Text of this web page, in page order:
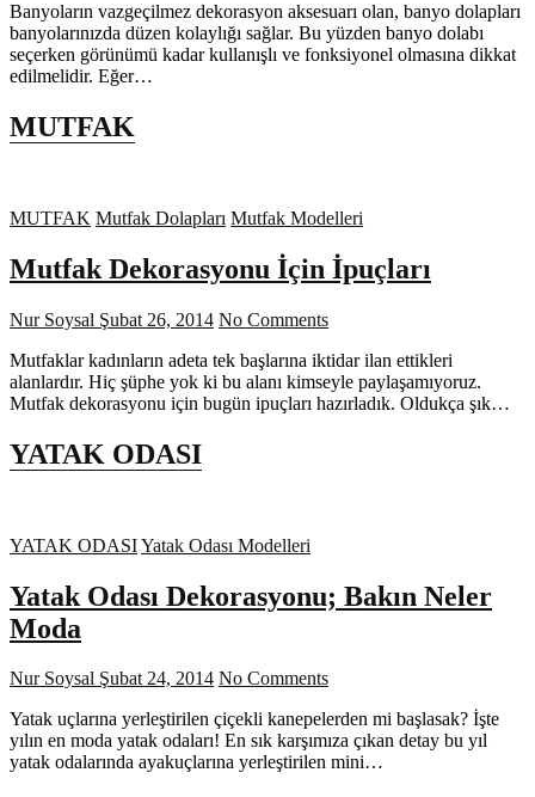
Banyoların vazgeçilmez dekorasyon aksesuarı olan, banyo dolapları
banyolarınızda düzen kolaylığı sağlar. Bu yüzden banyo dolabı
seçerken görünümü kadar kullanışlı ve fonksiyonel olmasına dikkat
edilmelidir. Eğer…
MUTFAK
MUTFAK Mutfak Dolapları Mutfak Modelleri
Mutfak Dekorasyonu İçin İpuçları
Nur Soysal Şubat 26, 2014 No Comments
Mutfaklar kadınların adeta tek başlarına iktidar ilan ettikleri
alanlardır. Hiç şüphe yok ki bu alanı kimseyle paylaşamıyoruz.
Mutfak dekorasyonu için bugün ipuçları hazırladık. Oldukça şık…
YATAK ODASI
YATAK ODASIYatak Odası Modelleri
Yatak Odası Dekorasyonu; Bakın Neler
Moda
Nur Soysal Şubat 24, 2014 No Comments
Yatak uçlarına yerleştirilen çiçekli kanepelerden mi başlasak? İşte
yılın en moda yatak odaları! En sık karşımıza çıkan detay bu yıl
yatak odalarında ayakuçlarına yerleştirilen mini…